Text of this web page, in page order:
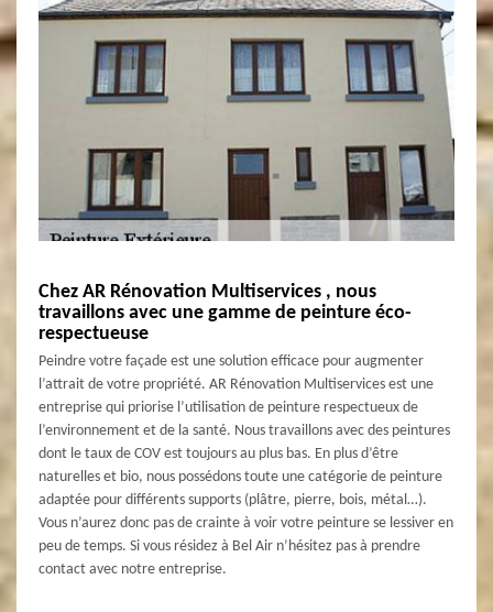
Chez AR Rénovation Multiservices , nous
travaillons avec une gamme de peinture éco-
respectueuse
Peindre votre façade est une solution efficace pour augmenter
l’attrait de votre propriété. AR Rénovation Multiservices est une
entreprise qui priorise l’utilisation de peinture respectueux de
l’environnement et de la santé. Nous travaillons avec des peintures
dont le taux de COV est toujours au plus bas. En plus d’être
naturelles et bio, nous possédons toute une catégorie de peinture
adaptée pour différents supports (plâtre, pierre, bois, métal…).
Vous n’aurez donc pas de crainte à voir votre peinture se lessiver en
peu de temps. Si vous résidez à Bel Air n’hésitez pas à prendre
contact avec notre entreprise.